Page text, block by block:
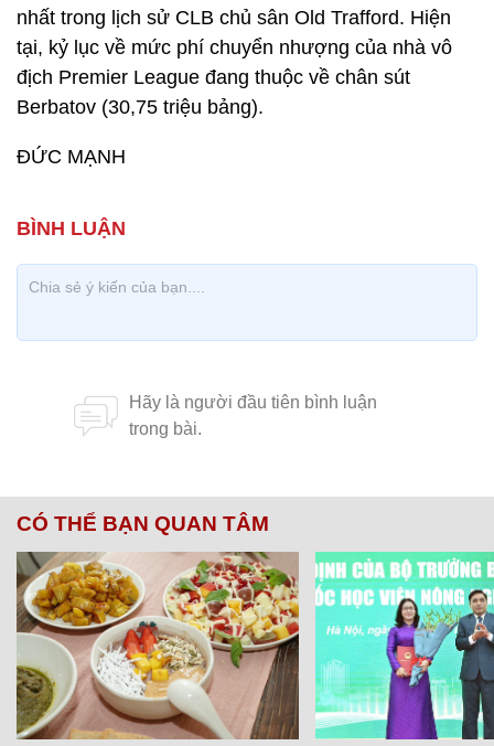
nhất trong lịch sử CLB chủ sân Old Trafford. Hiện
tại, kỷ lục về mức phí chuyển nhượng của nhà vô
địch Premier League đang thuộc về chân sút
Berbatov (30,75 triệu bảng).
ĐỨC MẠNH
CÓ THỂ BẠN QUAN TÂM